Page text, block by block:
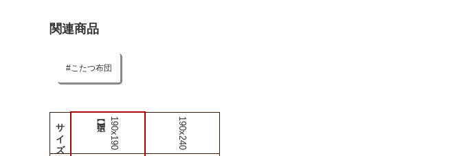
関連商品
こたつ布団
サイズ 190x190 190x240